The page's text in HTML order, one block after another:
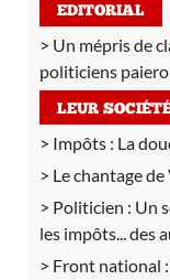
EDITORIAL
Un mépris de
politiciens
LEUR
Impôts : La
Le chantage de
Politicien : Un
les impôts... des
Front national :